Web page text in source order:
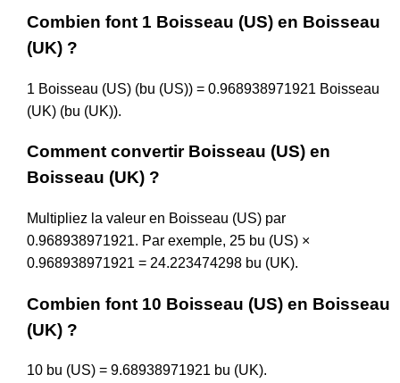
Combien font 1 Boisseau (US) en Boisseau
(UK) ?
1 Boisseau (US) (bu (US)) = 0.968938971921 Boisseau
(UK) (bu (UK)).
Comment convertir Boisseau (US) en
Boisseau (UK) ?
Multipliez la valeur en Boisseau (US) par
0.968938971921. Par exemple, 25 bu (US) ×
0.968938971921 = 24.223474298 bu (UK).
Combien font 10 Boisseau (US) en Boisseau
(UK) ?
10 bu (US) = 9.68938971921 bu (UK).